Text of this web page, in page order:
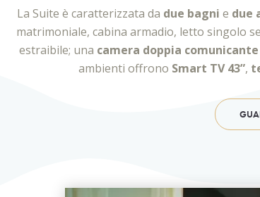
La Suite è caratterizzata da due bagni e due
matrimoniale, cabina armadio, letto singolo
estraibile; una camera doppia
ambienti offrono Smart TV 43”,